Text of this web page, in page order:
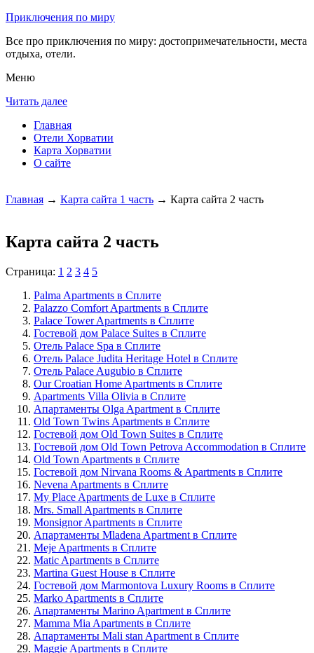
Приключения по миру
Все про приключения по миру: достопримечательности, места
отдыха, отели.
Меню
Читать далее
Главная
Отели Хорватии
Карта Хорватии
О сайте
Главная → Карта сайта 1 часть → Карта сайта 2 часть
Карта сайта 2 часть
Страница: 1 2 3 4 5
Palma Apartments в Сплите
Palazzo Comfort Apartments в Сплите
Palace Tower Apartments в Сплите
Гостевой дом Palace Suites в Сплите
Отель Palace Spa в Сплите
Отель Palace Judita Heritage Hotel в Сплите
Отель Palace Augubio в Сплите
Our Croatian Home Apartments в Сплите
Apartments Villa Olivia в Сплите
Апартаменты Olga Apartment в Сплите
Old Town Twins Apartments в Сплите
Гостевой дом Old Town Suites в Сплите
Гостевой дом Old Town Petrova Accommodation в Сплите
Old Town Apartments в Сплите
Гостевой дом Nirvana Rooms & Apartments в Сплите
Nevena Apartments в Сплите
My Place Apartments de Luxe в Сплите
Mrs. Small Apartments в Сплите
Monsignor Apartments в Сплите
Апартаменты Mladena Apartment в Сплите
Meje Apartments в Сплите
Matic Apartments в Сплите
Martina Guest House в Сплите
Гостевой дом Marmontova Luxury Rooms в Сплите
Marko Apartments в Сплите
Апартаменты Marino Apartment в Сплите
Mamma Mia Apartments в Сплите
Апартаменты Mali stan Apartment в Сплите
Maggie Apartments в Сплите